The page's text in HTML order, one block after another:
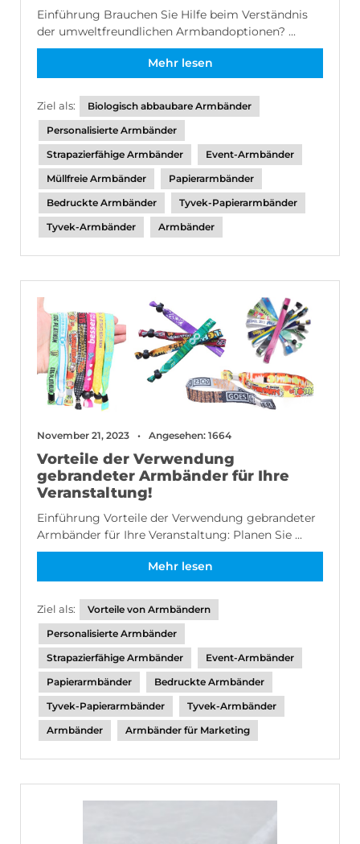
Einführung Brauchen Sie Hilfe beim Verständnis
der umweltfreundlichen Armbandoptionen? ...
Mehr lesen
Ziel als:
Biologisch abbaubare Armbänder
Personalisierte Armbänder
Strapazierfähige Armbänder
Event-Armbänder
Müllfreie Armbänder
Papierarmbänder
Bedruckte Armbänder
Tyvek-Papierarmbänder
Tyvek-Armbänder
Armbänder
November 21, 2023 Angesehen: 1664
Vorteile der Verwendung
gebrandeter Armbänder für Ihre
Veranstaltung!
Einführung Vorteile der Verwendung gebrandeter
Armbänder für Ihre Veranstaltung: Planen Sie ...
Mehr lesen
Ziel als:
Vorteile von Armbändern
Personalisierte Armbänder
Strapazierfähige Armbänder
Event-Armbänder
Papierarmbänder
Bedruckte Armbänder
Tyvek-Papierarmbänder
Tyvek-Armbänder
Armbänder
Armbänder für Marketing